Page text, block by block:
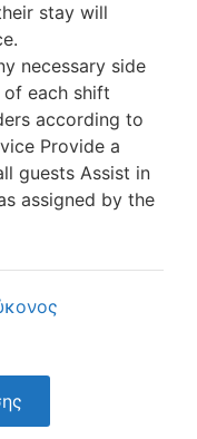
stay will
necessary side
each shift
according to
Provide a
guests Assist in
assigned by the